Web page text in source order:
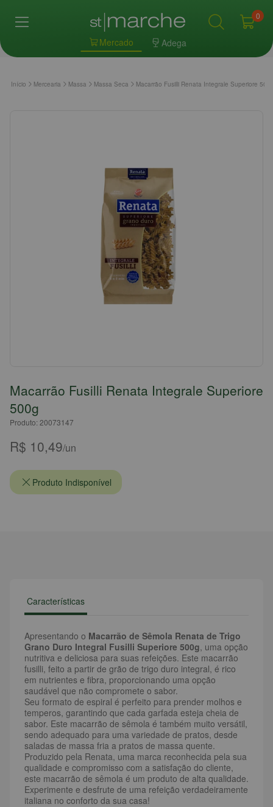
Mercado Adega
0
Início Mercearia Massa Massa Seca Macarrão Fusilli Renata Integrale Superiore
Macarrão Fusilli Renata Integrale Superiore
500g
Produto: 20073147
R$ 10,49/un
Produto Indisponível
Características
Apresentando o Macarrão de Sêmola Renata de Trigo
Grano Duro Integral Fusilli Superiore 500g, uma opção
nutritiva e deliciosa para suas refeições. Este macarrão
fusilli, feito a partir de grão de trigo duro integral, é rico
em nutrientes e fibra, proporcionando uma opção
saudável que não compromete o sabor.
Seu formato de espiral é perfeito para prender molhos e
temperos, garantindo que cada garfada esteja cheia de
sabor. Este macarrão de sêmola é também muito versátil,
sendo adequado para uma variedade de pratos, desde
saladas de massa fria a pratos de massa quente.
Produzido pela Renata, uma marca reconhecida pela sua
qualidade e compromisso com a satisfação do cliente,
este macarrão de sêmola é um produto de alta qualidade.
Experimente e desfrute de uma refeição verdadeiramente
italiana no conforto da sua casa!